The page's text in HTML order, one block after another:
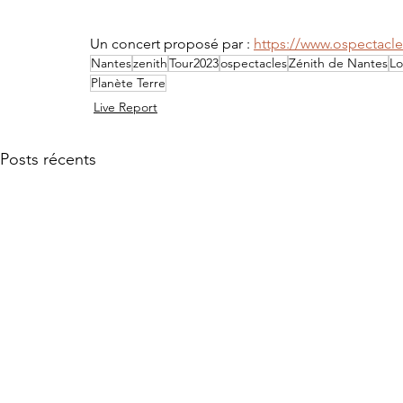
Un concert proposé par : https://
NanteszenithTour2023ospectaclesZénith de Nantes
Planète Terre
Live Report
Posts récents